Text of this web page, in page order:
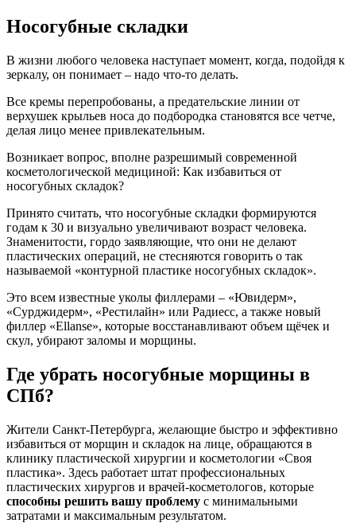
Носогубные складки
В жизни любого человека наступает момент, когда, подойдя к
зеркалу, он понимает – надо что-то делать.
Все кремы перепробованы, а предательские линии от
верхушек крыльев носа до подбородка становятся все четче,
делая лицо менее привлекательным.
Возникает вопрос, вполне разрешимый современной
косметологической медициной: Как избавиться от
носогубных складок?
Принято считать, что носогубные складки формируются
годам к 30 и визуально увеличивают возраст человека.
Знаменитости, гордо заявляющие, что они не делают
пластических операций, не стесняются говорить о так
называемой «контурной пластике носогубных складок».
Это всем известные уколы филлерами – «Ювидерм»,
«Сурджидерм», «Рестилайн» или Радиесс, а также новый
филлер «Ellanse», которые восстанавливают объем щёчек и
скул, убирают заломы и морщины.
Где убрать носогубные морщины в
СПб?
Жители Санкт-Петербурга, желающие быстро и эффективно
избавиться от морщин и складок на лице, обращаются в
клинику пластической хирургии и косметологии «Своя
пластика». Здесь работает штат профессиональных
пластических хирургов и врачей-косметологов, которые
способны решить вашу проблему с минимальными
затратами и максимальным результатом.